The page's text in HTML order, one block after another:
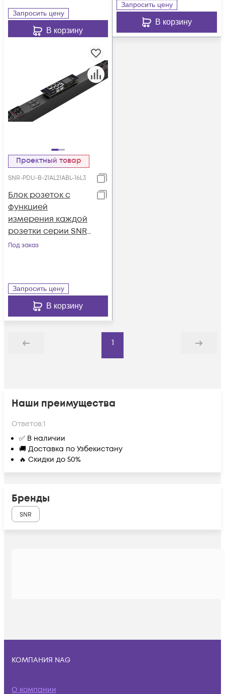
(3P+N+E)
Запросить цену
В корзину
(1P+N+E)
Запросить цену
В корзину
Проектный товар
SNR-PDU-B-21AL21ABL-16L3
Блок розеток с
функцией
измерения каждой
розетки серии SNR
тип B выход
(3P+N+E)
Под заказ
Запросить цену
В корзину
Назад
1
Дальше
Наши преимущества
Ответов:1
✅ В наличии
🚚 Доставка по Узбекистану
🔥 Скидки до 50%
Бренды
SNR
КОМПАНИЯ NAG
О компании